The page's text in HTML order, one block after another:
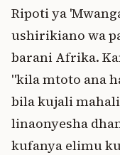
Ripoti ya
ushirikiano wa
barani Afrika.
"kila mtoto ana
bila kujali
linaonyesha
kufanya elimu